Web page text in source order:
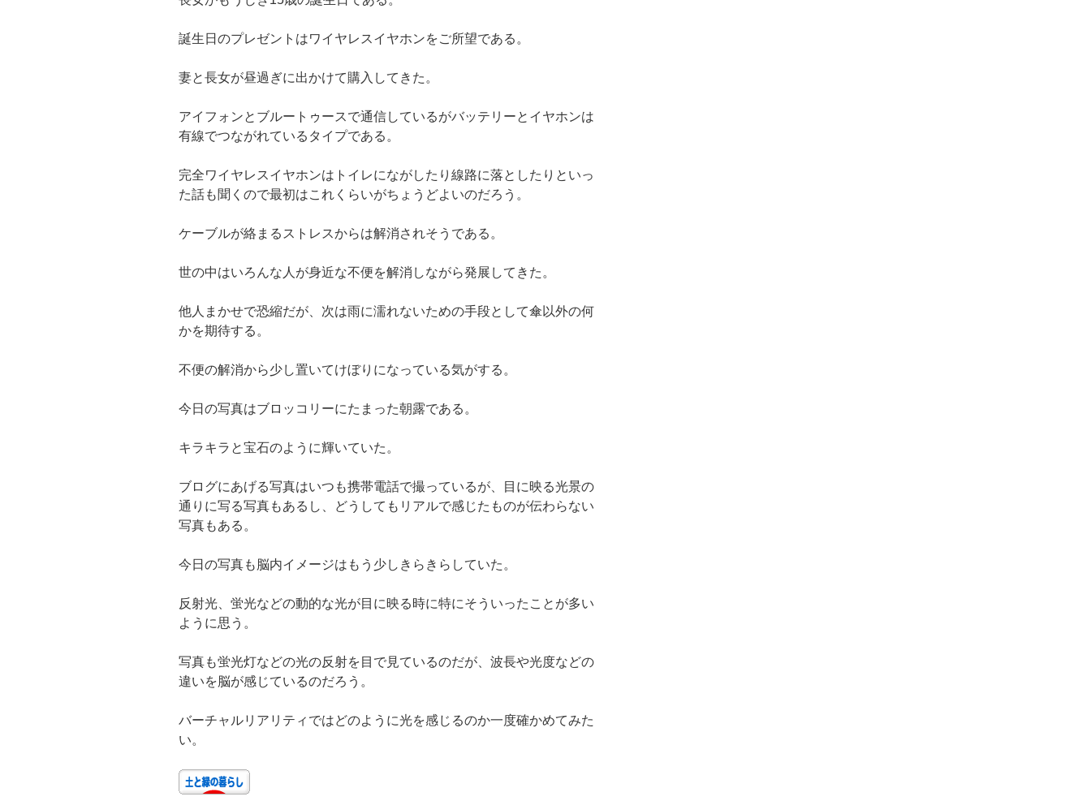
誕生日のプレゼントはワイヤレスイヤホンをご所望である。
妻と長女が昼過ぎに出かけて購入してきた。
アイフォンとブルートゥースで通信しているがバッテリーとイヤホンは
有線でつながれているタイプである。
完全ワイヤレスイヤホンはトイレにながしたり線路に落としたりといっ
た話も聞くので最初はこれくらいがちょうどよいのだろう。
ケーブルが絡まるストレスからは解消されそうである。
世の中はいろんな人が身近な不便を解消しながら発展してきた。
他人まかせで恐縮だが、次は雨に濡れないための手段として傘以外の何
かを期待する。
不便の解消から少し置いてけぼりになっている気がする。
今日の写真はブロッコリーにたまった朝露である。
キラキラと宝石のように輝いていた。
ブログにあげる写真はいつも携帯電話で撮っているが、目に映る光景の
通りに写る写真もあるし、どうしてもリアルで感じたものが伝わらない
写真もある。
今日の写真も脳内イメージはもう少しきらきらしていた。
反射光、蛍光などの動的な光が目に映る時に特にそういったことが多い
ように思う。
写真も蛍光灯などの光の反射を目で見ているのだが、波長や光度などの
違いを脳が感じているのだろう。
バーチャルリアリティではどのように光を感じるのか一度確かめてみた
い。